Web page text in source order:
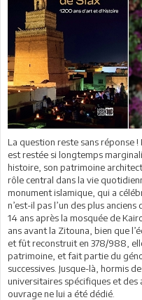
La question reste sans réponse
est restée si longtemps
histoire, son patrimoine
rôle central dans la vie
monument islamique, qui a
n’est-il pas l’un des plus
14 ans après la mosquée de
ans avant la Zitouna, bien que
et fût reconstruit en 378/988,
patrimoine, et fait partie du
successives. Jusque-là, hormis
universitaires spécifiques et des
ouvrage ne lui a été dédié.